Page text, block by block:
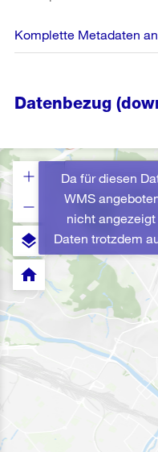
Komplette Metadaten
Datenbezug
Da für diesen
WMS
nicht
Daten trotzdem
layers
home